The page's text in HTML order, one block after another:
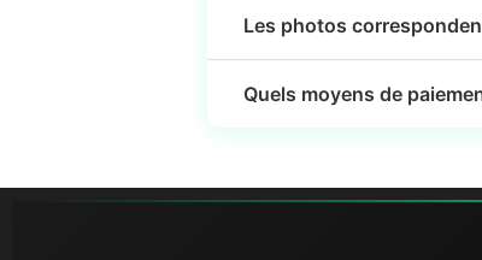
Les photos
Quels moyens de